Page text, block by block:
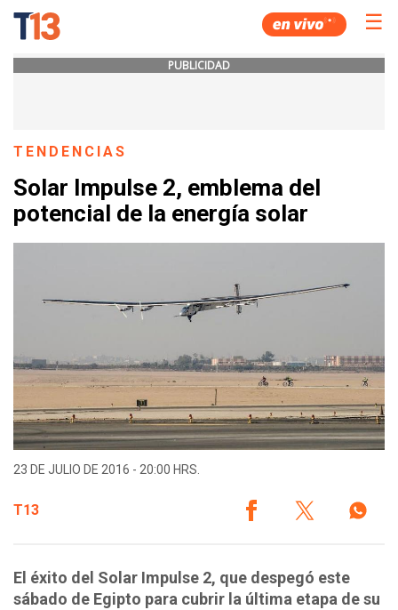
☰
PUBLICIDAD
TENDENCIAS
Solar Impulse 2, emblema del
potencial de la energía solar
23 DE JULIO DE 2016 - 20:00 HRS.
T13
El éxito del Solar Impulse 2, que despegó este
sábado de Egipto para cubrir la última etapa de su